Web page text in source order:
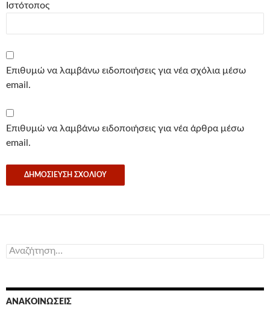
Ιστότοπος
Επιθυμώ να λαμβάνω ειδοποιήσεις για νέα σχόλια μέσω
email.
Επιθυμώ να λαμβάνω ειδοποιήσεις για νέα άρθρα μέσω
email.
Αναζήτηση
για:
ΑΝΑΚΟΙΝΏΣΕΙΣ